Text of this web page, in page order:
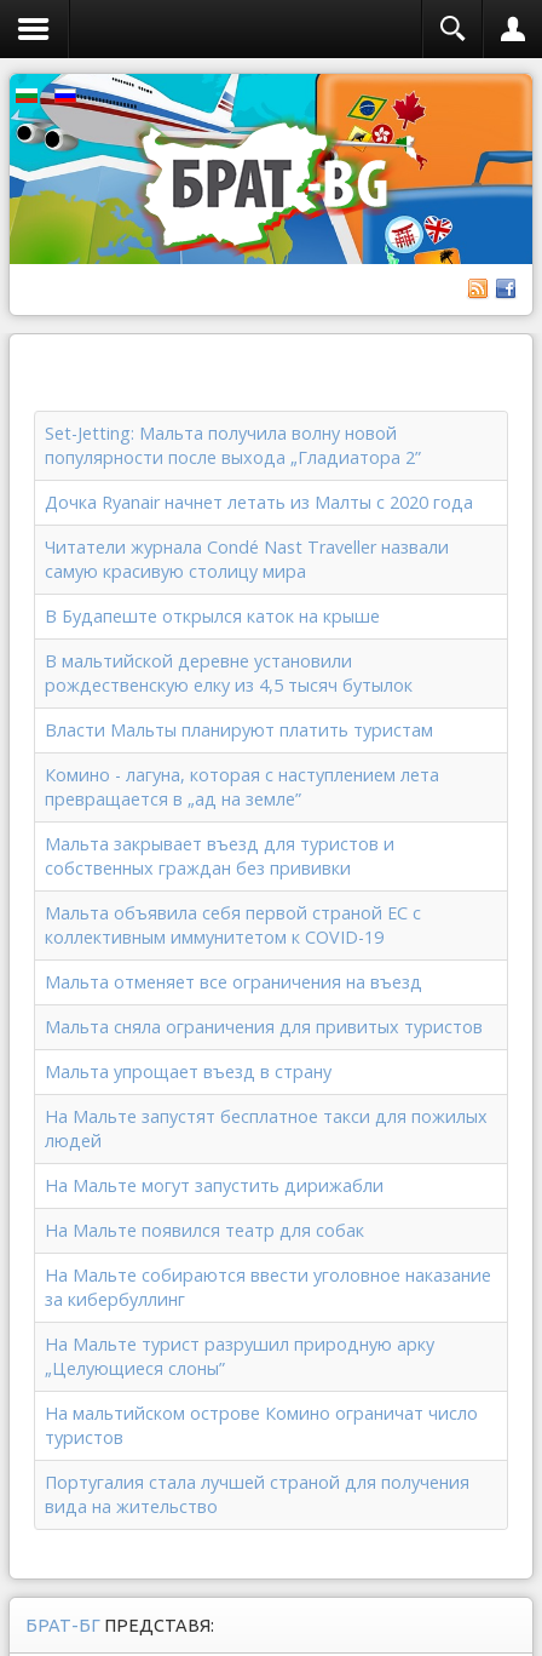
Set-Jetting: Мальта получила волну новой
популярности после выхода „Гладиатора 2”
Дочка Ryanair начнет летать из Малты с 2020 года
Читатели журнала Condé Nast Traveller назвали
самую красивую столицу мира
В Будапеште открылся каток на крыше
В мальтийской деревне установили
рождественскую елку из 4,5 тысяч бутылок
Власти Мальты планируют платить туристам
Комино - лагуна, которая с наступлением лета
превращается в „ад на земле”
Мальта закрывает въезд для туристов и
собственных граждан без прививки
Мальта объявила себя первой страной ЕС с
коллективным иммунитетом к COVID-19
Мальта отменяет все ограничения на въезд
Мальта сняла ограничения для привитых туристов
Мальта упрощает въезд в страну
На Мальте запустят бесплатное такси для пожилых
людей
На Мальте могут запустить дирижабли
На Мальте появился театр для собак
На Мальте собираются ввести уголовное наказание
за кибербуллинг
На Мальте турист разрушил природную арку
„Целующиеся слоны”
На мальтийском острове Комино ограничат число
туристов
Португалия стала лучшей страной для получения
вида на жительство
БРАТ-БГ ПРЕДСТАВЯ: